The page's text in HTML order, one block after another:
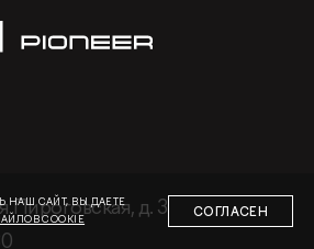
59
«Пионер»
Пироговская, д. 3
НАШ САЙТ, ВЫ ДАЕТЕ
COOKIE
СОГЛАСЕН